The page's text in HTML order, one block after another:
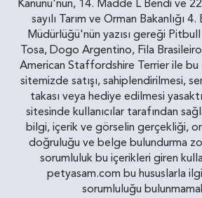
Kanunu'nun, 14. Madde L Bendi ve
sayılı Tarım ve Orman Bakanlığı
Müdürlüğü'nün yazısı gereği
Tosa, Dogo Argentino, Fila
American Staffordshire Terrier ile bu
sitemizde satışı, sahiplendirilmesi,
takası veya hediye edilmesi
sitesinde kullanıcılar tarafından
bilgi, içerik ve görselin gerçekliği,
doğruluğu ve belge bulundurma
sorumluluk bu içerikleri giren
petyasam.com bu hususlarla
sorumluluğu